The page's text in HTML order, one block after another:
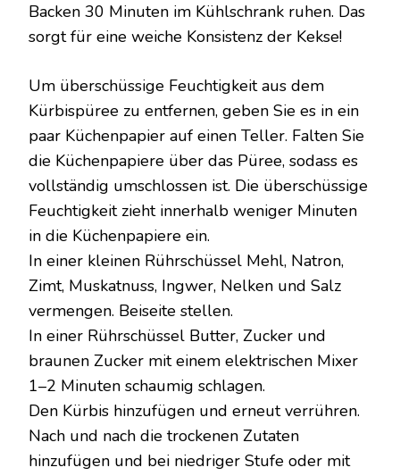
Backen 30 Minuten im Kühlschrank ruhen. Das
sorgt für eine weiche Konsistenz der Kekse!
Um überschüssige Feuchtigkeit aus dem
Kürbispüree zu entfernen, geben Sie es in ein
paar Küchenpapier auf einen Teller. Falten Sie
die Küchenpapiere über das Püree, sodass es
vollständig umschlossen ist. Die überschüssige
Feuchtigkeit zieht innerhalb weniger Minuten
in die Küchenpapiere ein.
In einer kleinen Rührschüssel Mehl, Natron,
Zimt, Muskatnuss, Ingwer, Nelken und Salz
vermengen. Beiseite stellen.
In einer Rührschüssel Butter, Zucker und
braunen Zucker mit einem elektrischen Mixer
1–2 Minuten schaumig schlagen.
Den Kürbis hinzufügen und erneut verrühren.
Nach und nach die trockenen Zutaten
hinzufügen und bei niedriger Stufe oder mit